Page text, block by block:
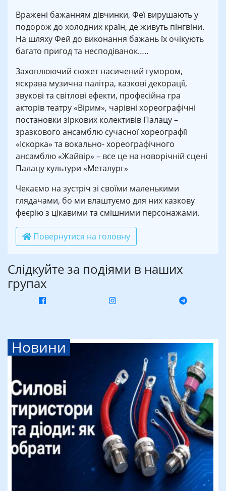
Вражені бажанням дівчинки, Феї вирушають у
подорож до холодних країн, де живуть пінгвіни.
На шляху Фей до виконання бажань їх очікують
багато пригод та несподіванок…..
Захоплюючий сюжет насичений гумором,
яскрава музична палітра, казкові декорації,
звукові та світлові ефекти, професійна гра
акторів театру «Вірим», чарівні хореографічні
постановки зіркових колективів Палацу –
зразкового ансамблю сучасної хореографії
«Іскорка» та вокально- хореографічного
ансамблю «Жайвір» – все це на новорічній сцені
Палацу культури «Металург»
Чекаємо на зустріч зі своїми маленькими
глядачами, бо ми влаштуємо для них казкову
феєрію з цікавими та смішними персонажами.
Повернутися на головну
Слідкуйте за подіями в наших
групах
Новини